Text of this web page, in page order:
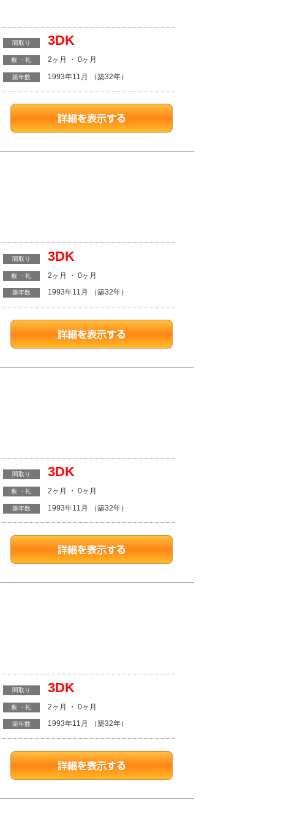
間取り 3DK
敷 ・礼 2ヶ月 ・ 0ヶ月
築年数 1993年11月 （築32年）
間取り 3DK
敷 ・礼 2ヶ月 ・ 0ヶ月
築年数 1993年11月 （築32年）
間取り 3DK
敷 ・礼 2ヶ月 ・ 0ヶ月
築年数 1993年11月 （築32年）
間取り 3DK
敷 ・礼 2ヶ月 ・ 0ヶ月
築年数 1993年11月 （築32年）